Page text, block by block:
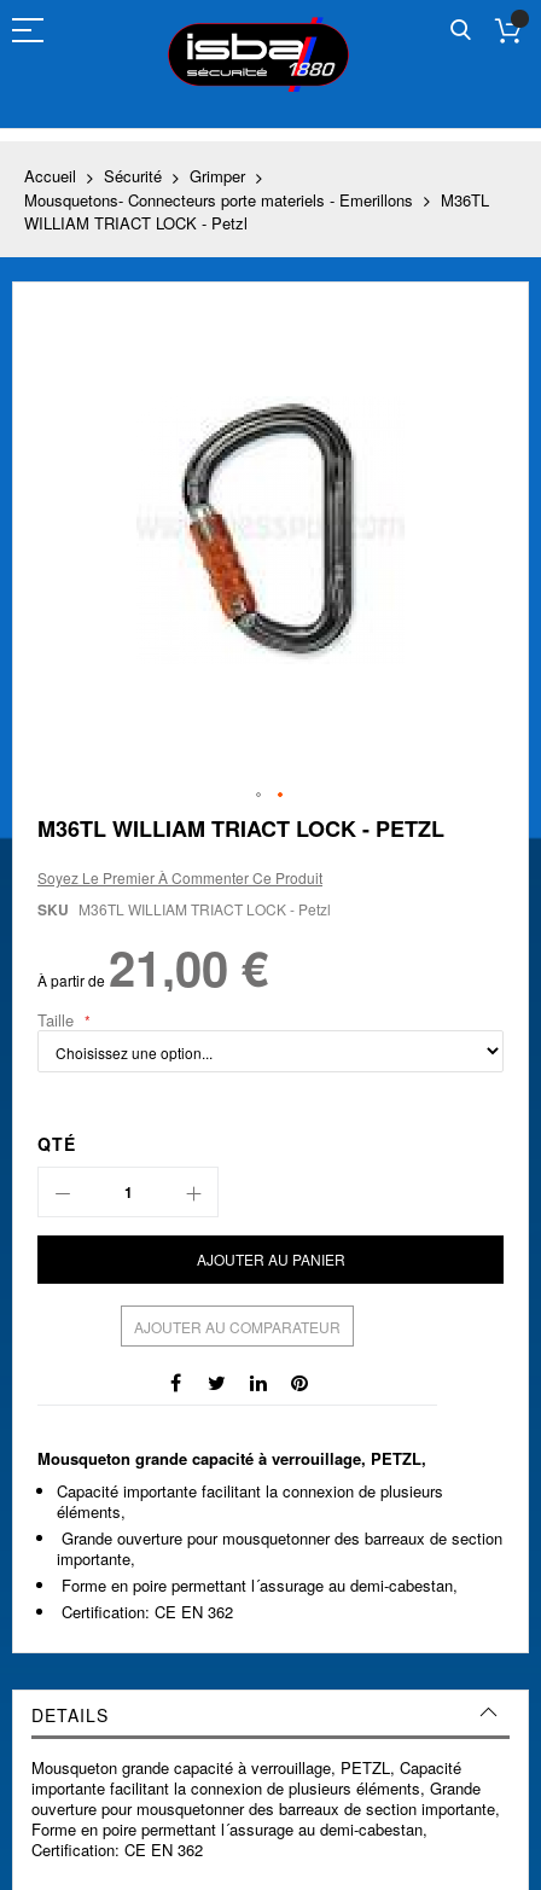
au
contenu
Accueil Sécurité
Grimper
Mousquetons- Connecteurs porte materiels - Emerillons
M36TL
WILLIAM TRIACT LOCK - Petzl
Skip
to
beginning
of
M36TL WILLIAM TRIACT LOCK - PETZL
Soyez Le Premier À Commenter Ce Produit
SKU M36TL WILLIAM TRIACT LOCK - Petzl
À partir de 21,00 €
Taille
QTÉ
AJOUTER AU PANIER
AJOUTER AU COMPARATEUR
Mousqueton grande capacité à verrouillage, PETZL,
Capacité importante facilitant la connexion de plusieurs
éléments,
Grande ouverture pour mousquetonner des barreaux de section
importante,
Forme en poire permettant l´assurage au demi-cabestan,
Certification: CE EN 362
DETAILS
Mousqueton grande capacité à verrouillage, PETZL, Capacité
importante facilitant la connexion de plusieurs éléments, Grande
ouverture pour mousquetonner des barreaux de section importante,
Forme en poire permettant l´assurage au demi-cabestan,
Certification: CE EN 362